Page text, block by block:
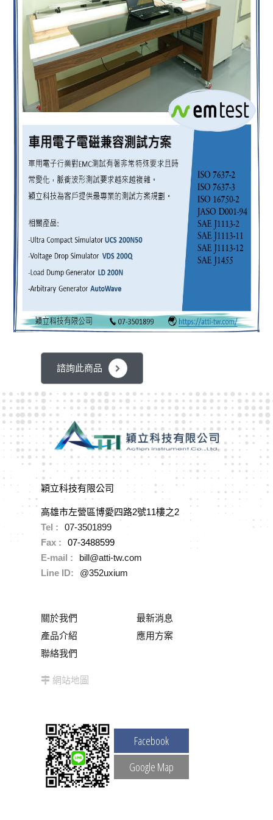
諮詢此商品
穎立科技有限公司
高雄市左營區博愛四路2號11樓之2
Tel :
07-3501899
Fax :
07-3488599
E-mail :
bill@atti-tw.com
Line ID:
@352uxium
關於我們
最新消息
產品介紹
應用方案
聯絡我們
網站地圖
Facebook
Google Map